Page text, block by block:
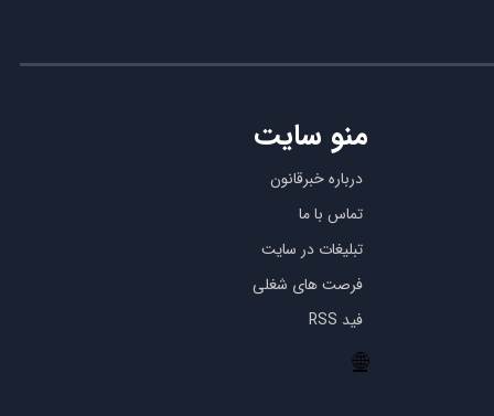
درباره خبرقانون
تماس با ما
تبلیغات در سایت
فرصت های شغلی
فید RSS
منو سایت
🌐